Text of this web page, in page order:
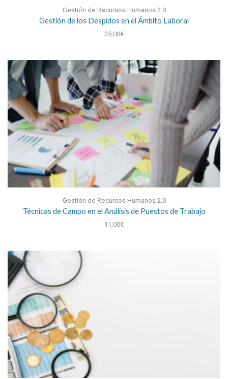
Gestión de Recursos Humanos 2.0
Gestión de los Despidos en el Ámbito Laboral
25,00€
Gestión de Recursos Humanos 2.0
Técnicas de Campo en el Análisis de Puestos de Trabajo
11,00€